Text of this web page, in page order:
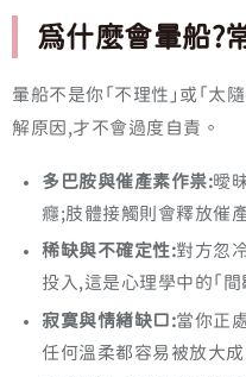
為什麼會暈船?
暈船不是你「不理性」或「太
解原因,才不會過度自責。
多巴胺與催產素作祟:曖
癮;肢體接觸則會釋放催
稀缺與不確定性:對方忽
投入,這是心理學中的「間
寂寞與情緒缺口:當你正
任何溫柔都容易被放大成